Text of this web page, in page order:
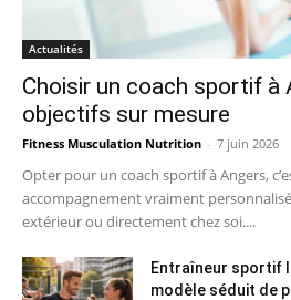
Actualités
Choisir un coach sportif à
objectifs sur mesure
Fitness Musculation Nutrition - 7 juin 2026
Opter pour un coach sportif à Angers,
accompagnement vraiment
extérieur ou directement chez soi....
Entraîneur sportif
modèle séduit de